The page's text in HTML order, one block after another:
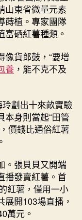
山東省微量元素
蒔植。專家團隊
硒紅薯種類。
像貨郎鼓，“要增
養 ，能不克不及
玲劃出十來畝實驗
本身則當起“田管
價錢比通俗紅薯
。張貝貝又開端
播發賣紅薯。首
紅薯，僅用一小
開103場直播，
萬元。